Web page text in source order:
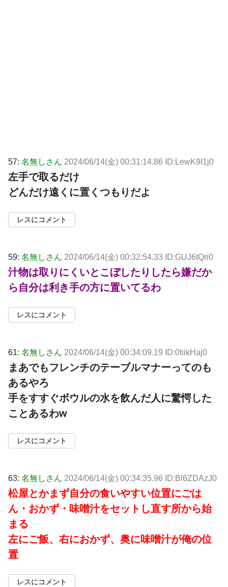
57: 名無しさん 2024/06/14(金) 00:31:14.86 ID:LewK9I1j0
左手で取るだけ
どんだけ遠くに置くつもりだよ
レスにコメント
59: 名無しさん 2024/06/14(金) 00:32:54.33 ID:GUJ6tQri0
汁物は取りにくいとこぼしたりしたら嫌だか
ら自分は利き手の方に置いてるわ
レスにコメント
61: 名無しさん 2024/06/14(金) 00:34:09.19 ID:0tiikHaj0
まあでもフレンチのテーブルマナーってのも
あるやろ
手をすすぐボウルの水を飲んだ人に驚愕した
ことあるわw
レスにコメント
63: 名無しさん 2024/06/14(金) 00:34:35.96 ID:Bl6ZDAzJ0
松屋とかまず自分の食いやすい位置にごは
ん・おかず・味噌汁をセットし直す所から始
まる
左にご飯、右におかず、奥に味噌汁が俺の位
置
レスにコメント